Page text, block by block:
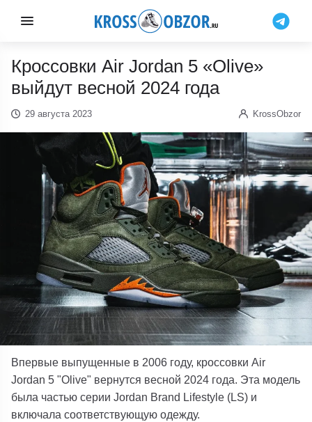
Кроссовки Air Jordan 5 «Olive»
выйдут весной 2024 года
29 августа 2023 KrossObzor
Впервые выпущенные в 2006 году, кроссовки Air
Jordan 5 "Olive" вернутся весной 2024 года. Эта модель
была частью серии Jordan Brand Lifestyle (LS) и
включала соответствующую одежду.